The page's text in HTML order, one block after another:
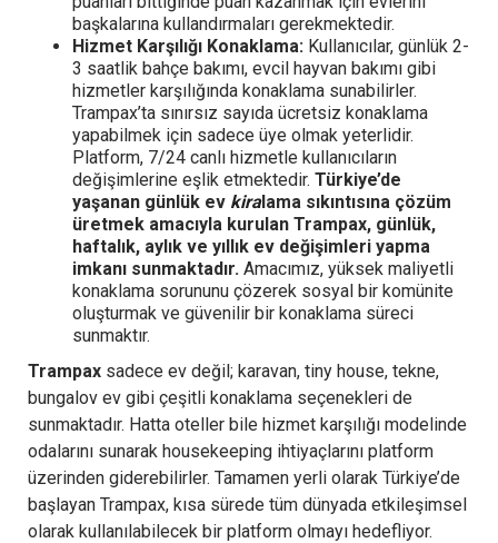
başkalarına kullandırmaları gerekmektedir.
Hizmet Karşılığı Konaklama: Kullanıcılar, günlük 2-
3 saatlik bahçe bakımı, evcil hayvan bakımı gibi
hizmetler karşılığında konaklama sunabilirler.
Trampax’ta sınırsız sayıda ücretsiz konaklama
yapabilmek için sadece üye olmak yeterlidir.
Platform, 7/24 canlı hizmetle kullanıcıların
değişimlerine eşlik etmektedir. Türkiye’de
yaşanan günlük ev kiralama sıkıntısına çözüm
üretmek amacıyla kurulan Trampax, günlük,
haftalık, aylık ve yıllık ev değişimleri yapma
imkanı sunmaktadır. Amacımız, yüksek maliyetli
konaklama sorununu çözerek sosyal bir komünite
oluşturmak ve güvenilir bir konaklama süreci
sunmaktır.
Trampax sadece ev değil; karavan, tiny house, tekne,
bungalov ev gibi çeşitli konaklama seçenekleri de
sunmaktadır. Hatta oteller bile hizmet karşılığı modelinde
odalarını sunarak housekeeping ihtiyaçlarını platform
üzerinden giderebilirler. Tamamen yerli olarak Türkiye’de
başlayan Trampax, kısa sürede tüm dünyada etkileşimsel
olarak kullanılabilecek bir platform olmayı hedefliyor.